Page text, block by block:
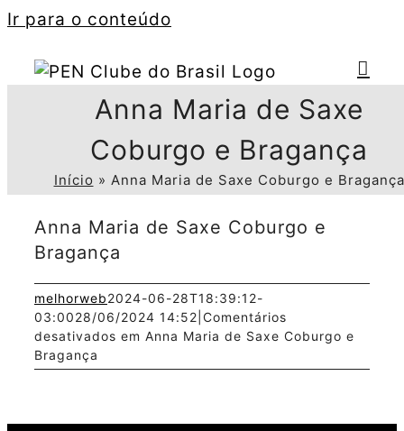
Ir para o conteúdo
Anna Maria de Saxe
Coburgo e Bragança
Início » Anna Maria de Saxe Coburgo e Bragança
Anna Maria de Saxe Coburgo e
Bragança
melhorweb2024-06-28T18:39:12-
03:0028/06/2024 14:52 Comentários
desativados em Anna Maria de Saxe Coburgo e
Bragança